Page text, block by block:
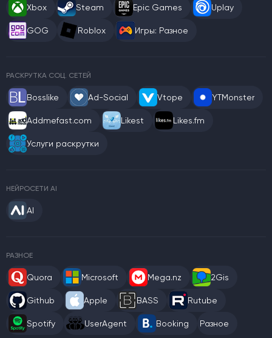
Xbox Steam Epic Games Uplay
GOG Roblox Игры: Разное
РАСКРУТКА СОЦ. СЕТЕЙ
Bosslike Ad-Social Vtope YTMonster
Addmefast.com Likest Likes.fm
Услуги раскрутки
НЕЙРОСЕТИ AI
AI
РАЗНОЕ
Quora Microsoft Mega.nz 2Gis
Github Apple BASS Rutube
Spotify UserAgent Booking Разное